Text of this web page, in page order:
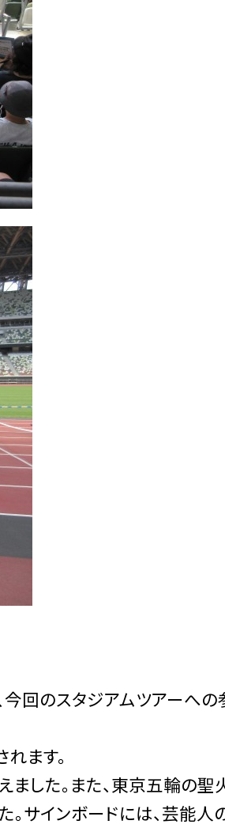
回のスタジアムツアーへの
ます。
した。また、東京五輪の聖
。サインボードには、芸能人